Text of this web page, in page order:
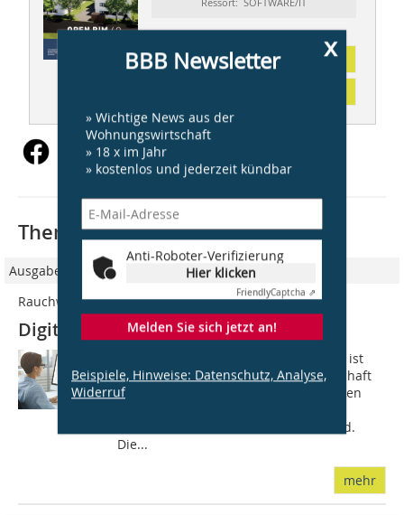
Abonnement
x
BBB Newsletter
» Wichtige News aus der
Wohnungswirtschaft
» 18 x im Jahr
» kostenlos und jederzeit kündbar
Anti-Roboter-Verifizierung
Hier klicken
FriendlyCaptcha ⇗
Melden Sie sich jetzt an!
Beispiele, Hinweise: Datenschutz, Analyse,
Widerruf
Thematisch passende Artikel:
Ausgabe 12/2024
Rauchwarnmelder
Digital, transparent und rechtssicher
Dass Rauchwarnmelder Leben retten, ist
unbestritten. Für die Wohnungswirtschaft
bedeuten die millionenfach installierten
Administrations- und Service-Aufwand.
Die...
mehr